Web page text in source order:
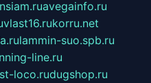
avegainfo.ru
vlast16.rukorru.net
lammin-suo.spb.ru
line.ru
loco.rudugshop.ru